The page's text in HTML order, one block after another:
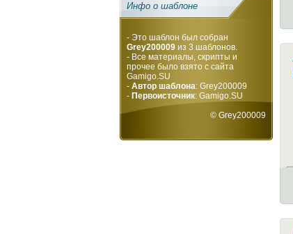
Инфо о шаблоне
- Это шаблон был собран
Grey200009 из 3 шаблонов.
- Все материалы, скрипты и
прочее было взято с сайта
Gamigo.SU
- Автор шаблона: Grey200009
- Первоисточник: Gamigo.SU
© Grey200009